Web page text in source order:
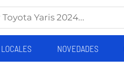
LOCALES NOVEDADES